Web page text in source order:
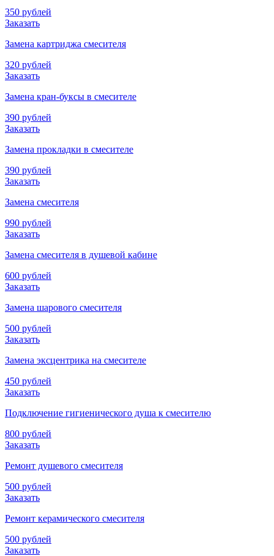
350 рублей
Заказать
Замена картриджа смесителя
320 рублей
Заказать
Замена кран-буксы в смесителе
390 рублей
Заказать
Замена прокладки в смесителе
390 рублей
Заказать
Замена смесителя
990 рублей
Заказать
Замена смесителя в душевой кабине
600 рублей
Заказать
Замена шарового смесителя
500 рублей
Заказать
Замена эксцентрика на смесителе
450 рублей
Заказать
Подключение гигиенического душа к смесителю
800 рублей
Заказать
Ремонт душевого смесителя
500 рублей
Заказать
Ремонт керамического смесителя
500 рублей
Заказать